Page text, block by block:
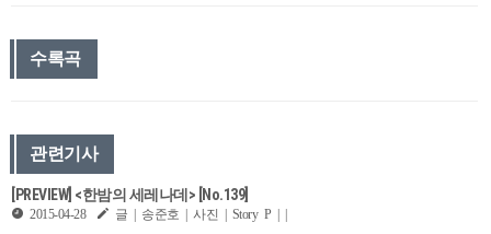
수록곡
관련기사
[PREVIEW] <한밤의 세레나데> [No.139]
2015-04-28 글 | 송준호 | 사진 | Story P | |